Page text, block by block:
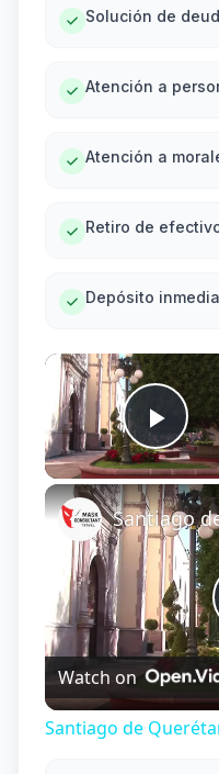
Solución de
Atención a
Atención a
Retiro de
Depósito
Watch on
Santiago de